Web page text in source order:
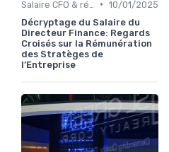
• 10/01/2025
Décryptage du Salaire du
Directeur Finance: Regards
Croisés sur la Rémunération
des Stratèges de
l’Entreprise